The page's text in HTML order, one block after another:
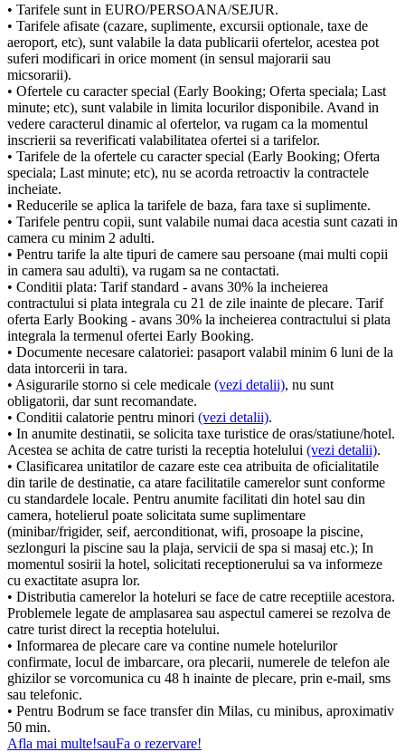
• Tarifele sunt in EURO/PERSOANA/SEJUR.
• Tarifele afisate (cazare, suplimente, excursii optionale, taxe de
aeroport, etc), sunt valabile la data publicarii ofertelor, acestea pot
suferi modificari in orice moment (in sensul majorarii sau
micsorarii).
• Ofertele cu caracter special (Early Booking; Oferta speciala; Last
minute; etc), sunt valabile in limita locurilor disponibile. Avand in
vedere caracterul dinamic al ofertelor, va rugam ca la momentul
inscrierii sa reverificati valabilitatea ofertei si a tarifelor.
• Tarifele de la ofertele cu caracter special (Early Booking; Oferta
speciala; Last minute; etc), nu se acorda retroactiv la contractele
incheiate.
• Reducerile se aplica la tarifele de baza, fara taxe si suplimente.
• Tarifele pentru copii, sunt valabile numai daca acestia sunt cazati in
camera cu minim 2 adulti.
• Pentru tarife la alte tipuri de camere sau persoane (mai multi copii
in camera sau adulti), va rugam sa ne contactati.
• Conditii plata: Tarif standard - avans 30% la incheierea
contractului si plata integrala cu 21 de zile inainte de plecare. Tarif
oferta Early Booking - avans 30% la incheierea contractului si plata
integrala la termenul ofertei Early Booking.
• Documente necesare calatoriei: pasaport valabil minim 6 luni de la
data intorcerii in tara.
• Asigurarile storno si cele medicale (vezi detalii), nu sunt
obligatorii, dar sunt recomandate.
• Conditii calatorie pentru minori (vezi detalii).
• In anumite destinatii, se solicita taxe turistice de oras/statiune/hotel.
Acestea se achita de catre turisti la receptia hotelului (vezi detalii).
• Clasificarea unitatilor de cazare este cea atribuita de oficialitatile
din tarile de destinatie, ca atare facilitatile camerelor sunt conforme
cu standardele locale. Pentru anumite facilitati din hotel sau din
camera, hotelierul poate solicitata sume suplimentare
(minibar/frigider, seif, aerconditionat, wifi, prosoape la piscine,
sezlonguri la piscine sau la plaja, servicii de spa si masaj etc.); In
momentul sosirii la hotel, solicitati receptionerului sa va informeze
cu exactitate asupra lor.
• Distributia camerelor la hoteluri se face de catre receptiile acestora.
Problemele legate de amplasarea sau aspectul camerei se rezolva de
catre turist direct la receptia hotelului.
• Informarea de plecare care va contine numele hotelurilor
confirmate, locul de imbarcare, ora plecarii, numerele de telefon ale
ghizilor se vorcomunica cu 48 h inainte de plecare, prin e-mail, sms
sau telefonic.
• Pentru Bodrum se face transfer din Milas, cu minibus, aproximativ
50 min.
Afla mai multe!sauFa o rezervare!